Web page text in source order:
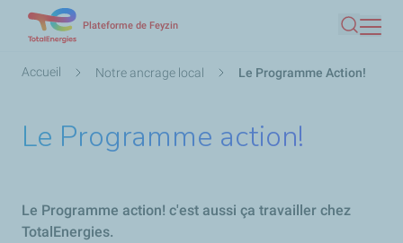
contenu
Plateforme de Feyzin
Fil
Accueil Notre ancrage local Le Programme Action!
Le Programme action!
Le Programme action! c'est aussi ça travailler chez
TotalEnergies.